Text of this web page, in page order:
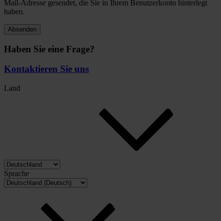
Mail-Adresse gesendet, die Sie in Ihrem Benutzerkonto hinterlegt
haben.
Absenden
Haben Sie eine Frage?
Kontaktieren Sie uns
Land
Sprache